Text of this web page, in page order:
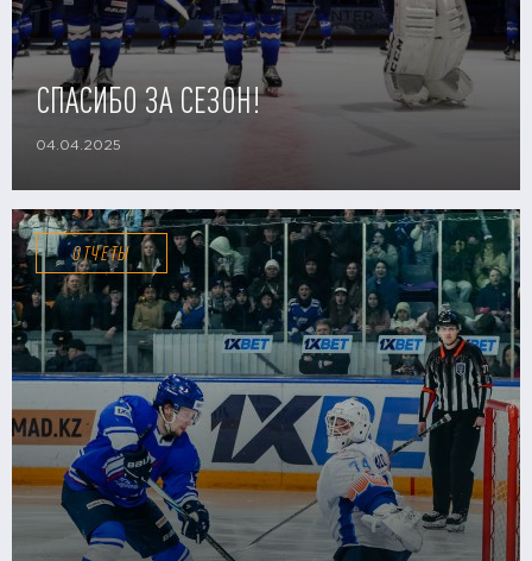
СПАСИБО ЗА СЕЗОН!
04.04.2025
ОТЧЕТЫ